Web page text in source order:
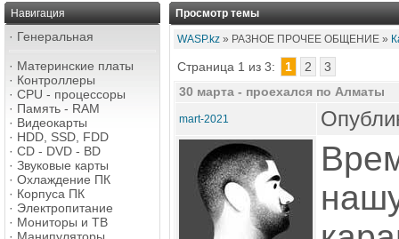
Навигация
· Генеральная
· Материнские платы
· Контроллеры
· CPU - процессоры
· Память - RAM
· Видеокарты
· HDD, SSD, FDD
· CD - DVD - BD
· Звуковые карты
· Охлаждение ПК
· Корпуса ПК
· Электропитание
· Мониторы и ТВ
Просмотр темы
WASP.kz » РАЗНОЕ ПРОЧЕЕ ОБЩЕНИЕ »
Страница 1 из 3: 1 2
3
30 марта - проехался по Алматы
mart-2021